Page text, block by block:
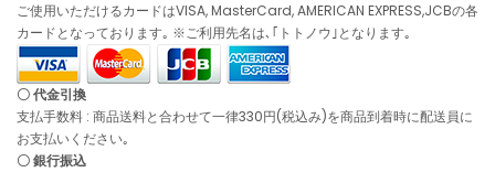
ご使用いただけるカードはVISA, MasterCard, AMERICAN EXPRESS,JCBの各
カードとなっております｡ ※ご利用先名は､｢トトノウ｣となります｡
〇 代金引換
支払手数料 : 商品送料と合わせて一律330円(税込み)を商品到着時に配送員に
お支払いください｡
〇 銀行振込